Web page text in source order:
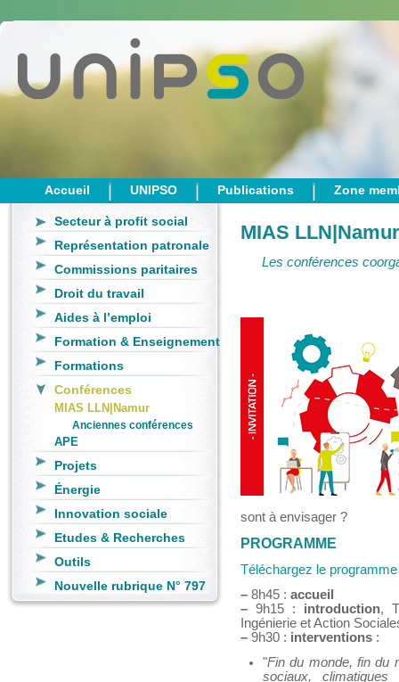
Accueil UNIPSO Publications Zone
Secteur à profit social
Représentation patronale
Commissions paritaires
Droit du travail
Aides à l’emploi
Formation & Enseignement
Formations
Conférences
MIAS LLN|Namur
Anciennes conférences
APE
Projets
Énergie
Innovation sociale
Etudes & Recherches
Outils
Nouvelle rubrique N° 797
MIAS LLN|Namur
Les conférences
sont à envisager ?
PROGRAMME
Téléchargez le programme
– 8h45 : accueil
– 9h15 : introduction,
Ingénierie et Action
– 9h30 : interventions :
"Fin du monde, fin du
sociaux, climatiques